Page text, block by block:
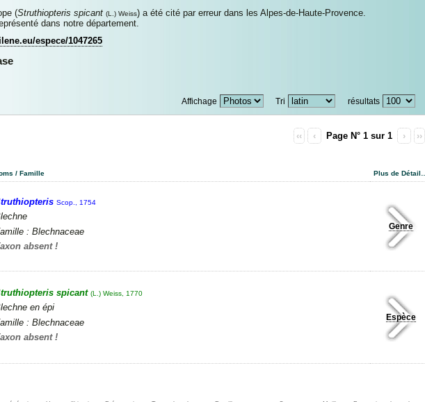
(Struthiopteris spicant(L.) Weiss) a été cité par erreur dans les Alpes-de-Haute-Provence.
dans notre département.
espece/1047265
Affichage Tri résultats
‹‹ ‹ Page N° 1 sur 1 › ››
/ Famille Plus de Détail…
Scop., 1754
: Blechnaceae
absent !
Genre
spicant(L.) Weiss, 1770
en épi
: Blechnaceae
absent !
Espèce